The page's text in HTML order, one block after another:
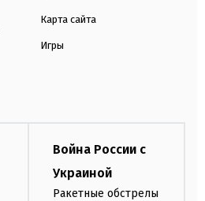
Карта сайта
Игры
Война России с
Украиной
Ракетные обстрелы